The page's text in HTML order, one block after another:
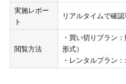
実施レポー
ト
リアルタイムで確
閲覧方法
・買い切りプラン
形式）
・レンタルプラン